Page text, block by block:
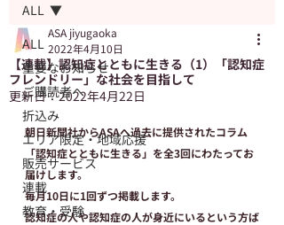
ALL
重要なお知らせ
ご購読者へ
折込み
エリア限定・地域応援
販売サービス
連載
教育・受験
ALL
【連載】認知症とともに生きる（1）「認知症
フレンドリー」な社会を目指して
ASA jiyugaoka
2022年4月10日
更新日：2022年4月22日
朝日新聞社からASAへ過去に提供されたコラム
「認知症とともに生きる」を全3回にわたってお
届けします。
毎月10日に1回ずつ掲載します。
認知症の人や認知症の人が身近にいるという方ば